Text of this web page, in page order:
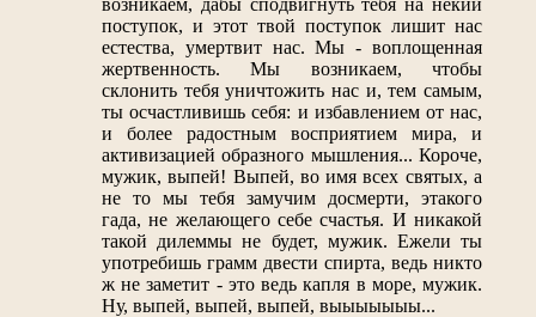
поступок, и этот твой поступок лишит нас
естества, умертвит нас. Мы - воплощенная
жертвенность. Мы возникаем, чтобы
склонить тебя уничтожить нас и, тем самым,
ты осчастливишь себя: и избавлением от нас,
и более радостным восприятием мира, и
активизацией образного мышления... Короче,
мужик, выпей! Выпей, во имя всех святых, а
не то мы тебя замучим досмерти, этакого
гада, не желающего себе счастья. И никакой
такой дилеммы не будет, мужик. Ежели ты
употребишь грамм двести спирта, ведь никто
ж не заметит - это ведь капля в море, мужик.
Ну, выпей, выпей, выпей, выыыыыыы...